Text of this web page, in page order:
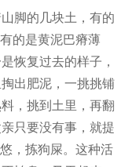
脚的几块土，有的
的是黄泥巴瘠薄
恢复过去的样子，
出肥泥，一挑挑铺
，挑到土里，再翻
只要没有事，就提
，拣狗屎。这种活